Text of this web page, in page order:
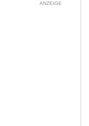
ANZEIGE